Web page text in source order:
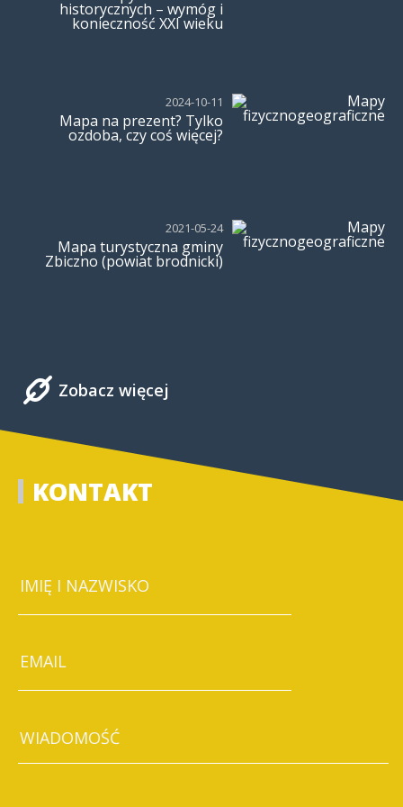
historycznych – wymóg i
konieczność XXI wieku
2024-10-11
Mapa na prezent? Tylko
ozdoba, czy coś więcej?
2021-05-24
Mapa turystyczna gminy
Zbiczno (powiat brodnicki)
Zobacz więcej
KONTAKT